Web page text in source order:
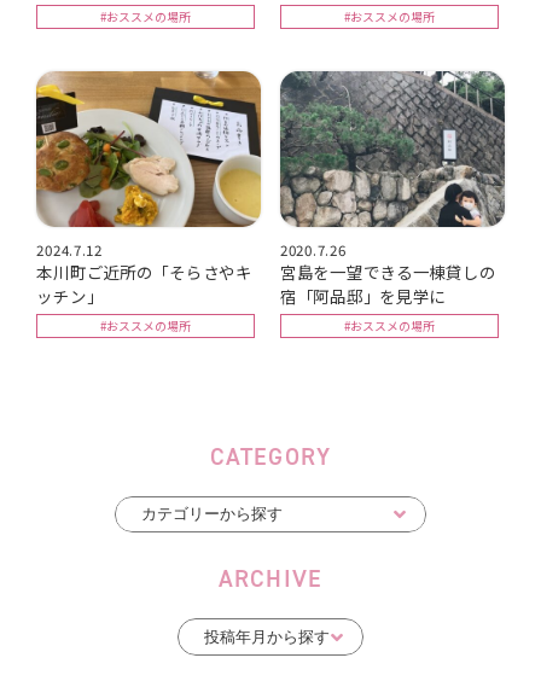
#おススメの場所
#おススメの場所
2024.7.12
本川町ご近所の「そらさやキ
ッチン」
#おススメの場所
2020.7.26
宮島を一望できる一棟貸しの
宿「阿品邸」を見学に
#おススメの場所
CATEGORY
ARCHIVE